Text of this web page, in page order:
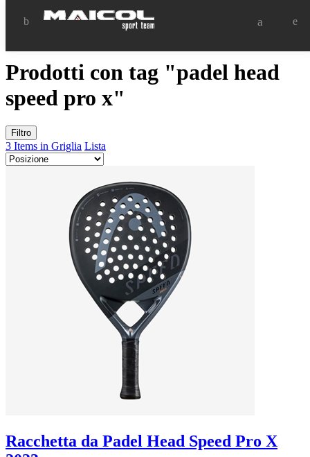
Prodotti con tag "padel head
speed pro x"
Filtro
3 Items in Griglia Lista
Racchetta da Padel Head Speed Pro X